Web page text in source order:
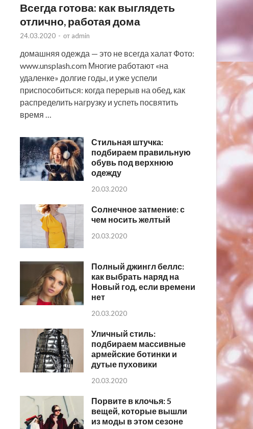
Всегда готова: как выглядеть
отлично, работая дома
24.03.2020 - от admin
домашняя одежда — это не всегда халат Фото:
www.unsplash.com Многие работают «на
удаленке» долгие годы, и уже успели
приспособиться: когда перерыв на обед, как
распределить нагрузку и успеть посвятить
время …
Стильная штучка:
подбираем правильную
обувь под верхнюю
одежду
20.03.2020
Солнечное затмение: с
чем носить желтый
20.03.2020
Полный джингл беллс:
как выбрать наряд на
Новый год, если времени
нет
20.03.2020
Уличный стиль:
подбираем массивные
армейские ботинки и
дутые пуховики
20.03.2020
Порвите в клочья: 5
вещей, которые вышли
из моды в этом сезоне